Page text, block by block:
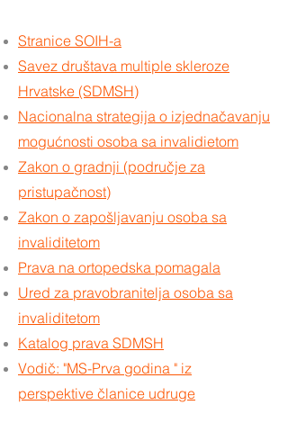
Stranice SOIH-a
Savez društava multiple skleroze
Hrvatske (SDMSH)
Nacionalna strategija o izjednačavanju
mogućnosti osoba sa invalidietom
Zakon o gradnji (područje za
pristupačnost)
Zakon o zapošljavanju osoba sa
invaliditetom
Prava na ortopedska pomagala
Ured za pravobranitelja osoba sa
invaliditetom
Katalog prava SDMSH
Vodič: "MS-Prva godina " iz
perspektive članice udruge